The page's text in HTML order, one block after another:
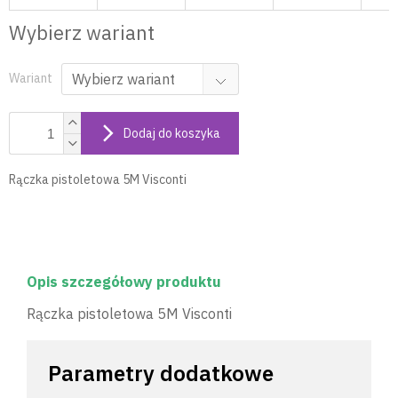
Wybierz wariant
Wariant
Dodaj do koszyka
Rączka pistoletowa 5M Visconti
Opis szczegółowy produktu
Rączka pistoletowa 5M Visconti
Parametry dodatkowe